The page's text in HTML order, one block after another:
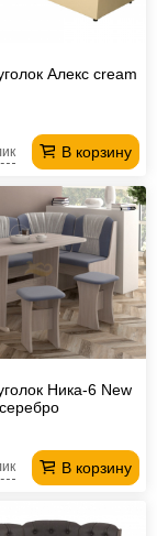
Алекс cream
В корзину
Ника-6 New
В корзину